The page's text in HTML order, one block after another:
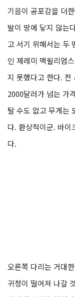
기음이 공포감을 더
발이 땅에 닿지 않는
고 서기 위해서는 두
인 제레미 맥윌리엄
지 못했다고 한다. 전
2000달러가 넘는 가
탈 수도 없고 무게는
다. 환상적이군. 바이
다.
오른쪽 다리는 거대
귀청이 떨어져 나갈